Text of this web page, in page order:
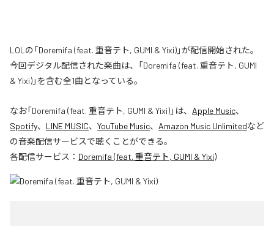
LOLの「Doremifa (feat. 重音テト, GUMI & Yixi)」が配信開始された。
今回デジタル配信された楽曲は、「Doremifa (feat. 重音テト, GUMI
& Yixi)」を含む全1曲となっている。
なお「Doremifa (feat. 重音テト, GUMI & Yixi)」は、 Apple Music、
Spotify、 LINE MUSIC、 YouTube Music、 Amazon Music Unlimitedなど
の音楽配信サービスで聴くことができる。
各配信サービス： Doremifa (feat. 重音テト, GUMI & Yixi)